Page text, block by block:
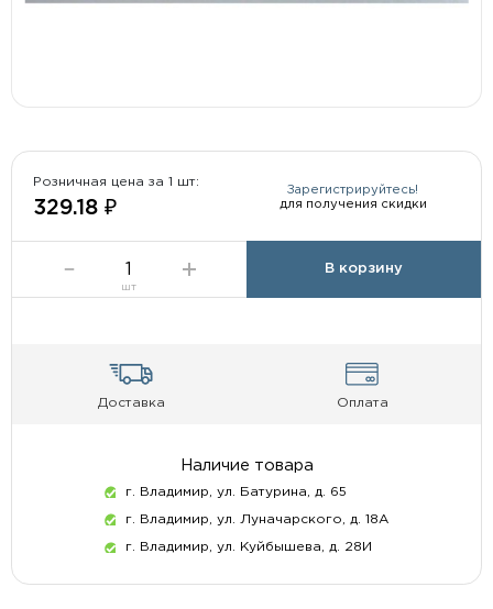
Розничная цена за 1 шт:
329.18 ₽
Зарегистрируйтесь!
для получения скидки
шт
В корзину
Доставка Оплата
Наличие товара
г. Владимир, ул. Батурина, д. 65
г. Владимир, ул. Луначарского, д. 18А
г. Владимир, ул. Куйбышева, д. 28И